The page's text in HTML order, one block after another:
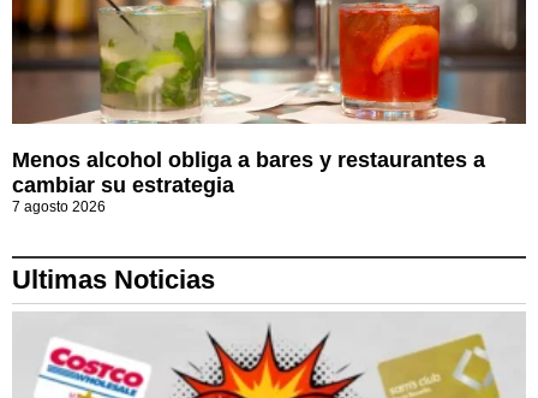
Menos alcohol obliga a bares y restaurantes a
cambiar su estrategia
7 agosto 2026
Ultimas Noticias